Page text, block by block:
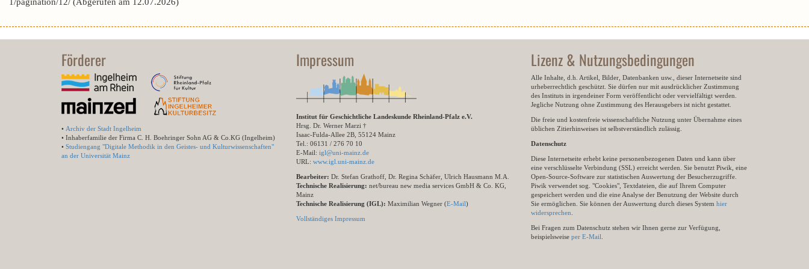
Förderer
• Archiv der Stadt Ingelheim
• Inhaberfamilie der Firma C. H. Boehringer Sohn AG & Co.KG (Ingelheim)
• Studiengang "Digitale Methodik in den Geistes- und Kulturwissenschaften"
an der Universität Mainz
Impressum
Institut für Geschichtliche Landeskunde Rheinland-Pfalz e.V.
Hrsg. Dr. Werner Marzi †
Isaac-Fulda-Allee 2B, 55124 Mainz
Tel.: 06131 / 276 70 10
E-Mail: igl@uni-mainz.de
URL: www.igl.uni-mainz.de
Bearbeiter: Dr. Stefan Grathoff, Dr. Regina Schäfer, Ulrich Hausmann M.A.
Technische Realisierung: net/bureau new media services GmbH & Co. KG,
Mainz
Technische Realisierung (IGL): Maximilian Wegner (E-Mail)
Vollständiges Impressum
Lizenz & Nutzungsbedingungen
Alle Inhalte, d.h. Artikel, Bilder, Datenbanken usw., dieser Internetseite sind
urheberrechtlich geschützt. Sie dürfen nur mit ausdrücklicher Zustimmung
des Instituts in irgendeiner Form veröffentlicht oder vervielfältigt werden.
Jegliche Nutzung ohne Zustimmung des Herausgebers ist nicht gestattet.
Die freie und kostenfreie wissenschaftliche Nutzung unter Übernahme eines
üblichen Zitierhinweises ist selbstverständlich zulässig.
Datenschutz
Diese Internetseite erhebt keine personenbezogenen Daten und kann über
eine verschlüsselte Verbindung (SSL) erreicht werden. Sie benutzt Piwik, eine
Open-Source-Software zur statistischen Auswertung der Besucherzugriffe.
Piwik verwendet sog. "Cookies", Textdateien, die auf Ihrem Computer
gespeichert werden und die eine Analyse der Benutzung der Website durch
Sie ermöglichen. Sie können der Auswertung durch dieses System hier
widersprechen
Bei Fragen zum Datenschutz stehen wir Ihnen gerne zur Verfügung,
beispielsweise per E-Mail